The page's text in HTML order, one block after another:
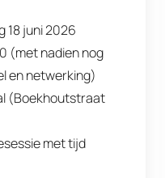
18 juni 2026
(met nadien nog
en netwerking)
(Boekhoutstraat
met tijd